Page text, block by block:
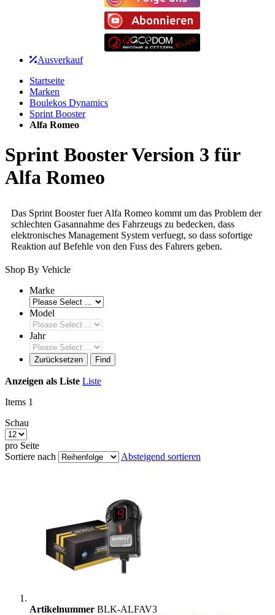
Ausverkauf
Startseite
Marken
Boulekos Dynamics
Sprint Booster
Alfa Romeo
Sprint Booster Version 3 für
Alfa Romeo
Das Sprint Booster fuer Alfa Romeo kommt um das Problem der
schlechten Gasannahme des Fahrzeugs zu bedecken, dass
elektronisches Management System verfuegt, so dass sofortige
Reaktion auf Befehle von den Fuss des Fahrers geben.
Shop By Vehicle
Marke
Model
Jahr
Zurücksetzen Find
Anzeigen als Liste Liste
Items 1
Schau
pro Seite
Sortiere nach
Absteigend sortieren
Artikelnummer BLK-ALFAV3